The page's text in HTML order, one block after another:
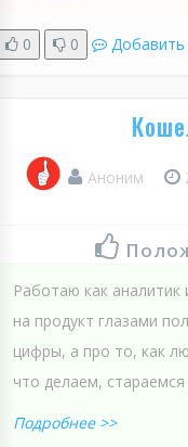
0 0
Аноним
Работаю как
на продукт глазами
цифры, а про то, как
что делаем,
Подробнее >>